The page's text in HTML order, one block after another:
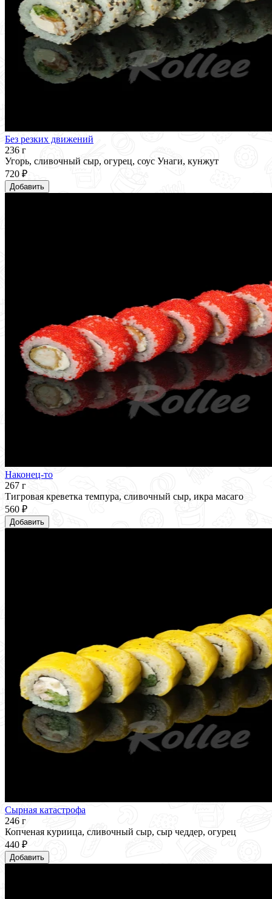
Без резких движений
236 г
Угорь, сливочный сыр, огурец, соус Унаги, кунжут
720 ₽
Добавить
Наконец-то
267 г
Тигровая креветка темпура, сливочный сыр, икра масаго
560 ₽
Добавить
Сырная катастрофа
246 г
Копченая куриица, сливочный сыр, сыр чеддер, огурец
440 ₽
Добавить